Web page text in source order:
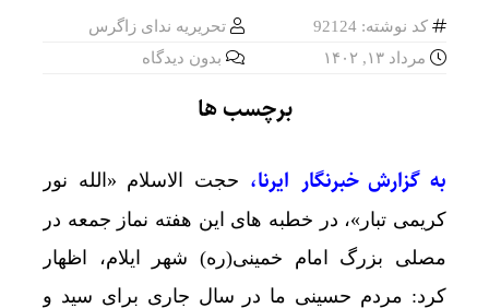
کد نوشته: 92124
تحریریه ندای زاگرس
مرداد ۱۳, ۱۴۰۲
بدون دیدگاه
برچسب ها
به گزارش خبرنگار ایرنا، حجت الاسلام «الله نور
کریمی تبار»، در خطبه های این هفته نماز جمعه در
مصلی بزرگ امام خمینی(ره) شهر ایلام، اظهار
کرد: مردم حسینی ما در سال جاری برای سید و